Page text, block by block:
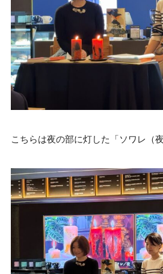
こちらは夜の部に灯した「ソワレ（